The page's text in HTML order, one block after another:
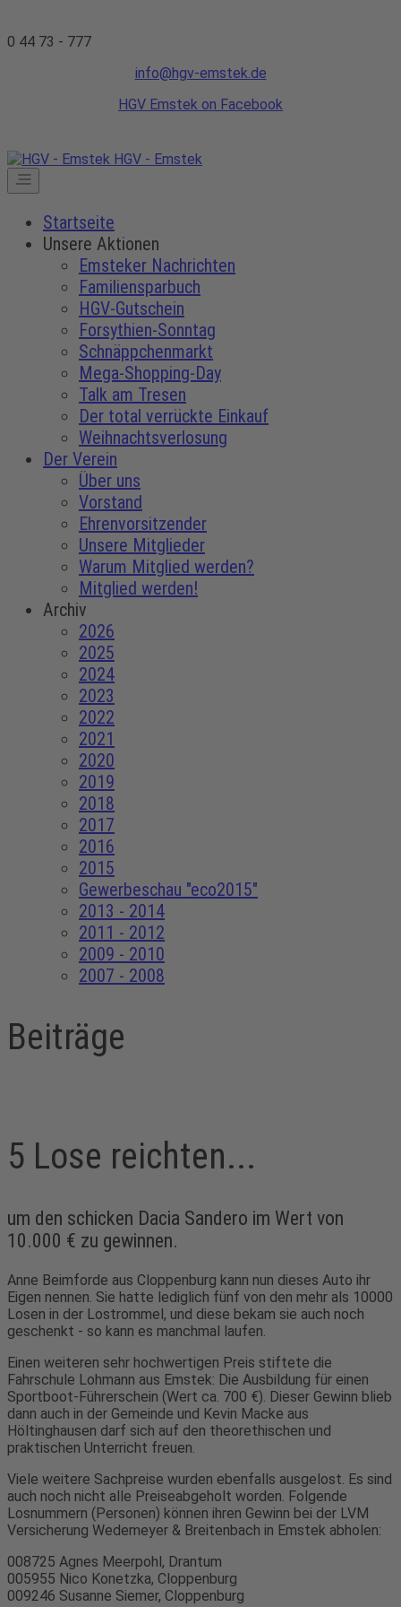
0 44 73 - 777
info@hgv-emstek.de
HGV Emstek on Facebook
HGV - Emstek
Startseite
Unsere Aktionen
Emsteker Nachrichten
Familiensparbuch
HGV-Gutschein
Forsythien-Sonntag
Schnäppchenmarkt
Mega-Shopping-Day
Talk am Tresen
Der total verrückte Einkauf
Weihnachtsverlosung
Der Verein
Über uns
Vorstand
Ehrenvorsitzender
Unsere Mitglieder
Warum Mitglied werden?
Mitglied werden!
Archiv
2026
2025
2024
2023
2022
2021
2020
2019
2018
2017
2016
2015
Gewerbeschau "eco2015"
2013 - 2014
2011 - 2012
2009 - 2010
2007 - 2008
Beiträge
5 Lose reichten...
um den schicken Dacia Sandero im Wert von
10.000 € zu gewinnen.
Anne Beimforde aus Cloppenburg kann nun dieses Auto ihr
Eigen nennen. Sie hatte lediglich fünf von den mehr als 10000
Losen in der Lostrommel, und diese bekam sie auch noch
geschenkt - so kann es manchmal laufen.
Einen weiteren sehr hochwertigen Preis stiftete die
Fahrschule Lohmann aus Emstek: Die Ausbildung für einen
Sportboot-Führerschein (Wert ca. 700 €). Dieser Gewinn blieb
dann auch in der Gemeinde und Kevin Macke aus
Höltinghausen darf sich auf den theorethischen und
praktischen Unterricht freuen.
Viele weitere Sachpreise wurden ebenfalls ausgelost. Es sind
auch noch nicht alle Preiseabgeholt worden. Folgende
Losnummern (Personen) können ihren Gewinn bei der LVM
Versicherung Wedemeyer & Breitenbach in Emstek abholen:
008725 Agnes Meerpohl, Drantum
005955 Nico Konetzka, Cloppenburg
009246 Susanne Siemer, Cloppenburg